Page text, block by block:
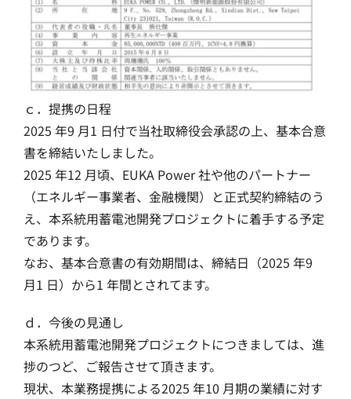
ｃ．提携の日程
2025 年9 月1 日付で当社取締役会承認の上、基本合意
書を締結いたしました。
2025 年12 月頃、EUKA Power 社や他のパートナー
（エネルギー事業者、金融機関）と正式契約締結のう
え、本系統用蓄電池開発プロジェクトに着手する予定
であります。
なお、基本合意書の有効期間は、締結日（2025 年9
月1 日）から1 年間とされてます。
ｄ．今後の見通し
本系統用蓄電池開発プロジェクトにつきましては、進
捗のつど、ご報告させて頂きます。
現状、本業務提携による2025 年10 月期の業績に対す